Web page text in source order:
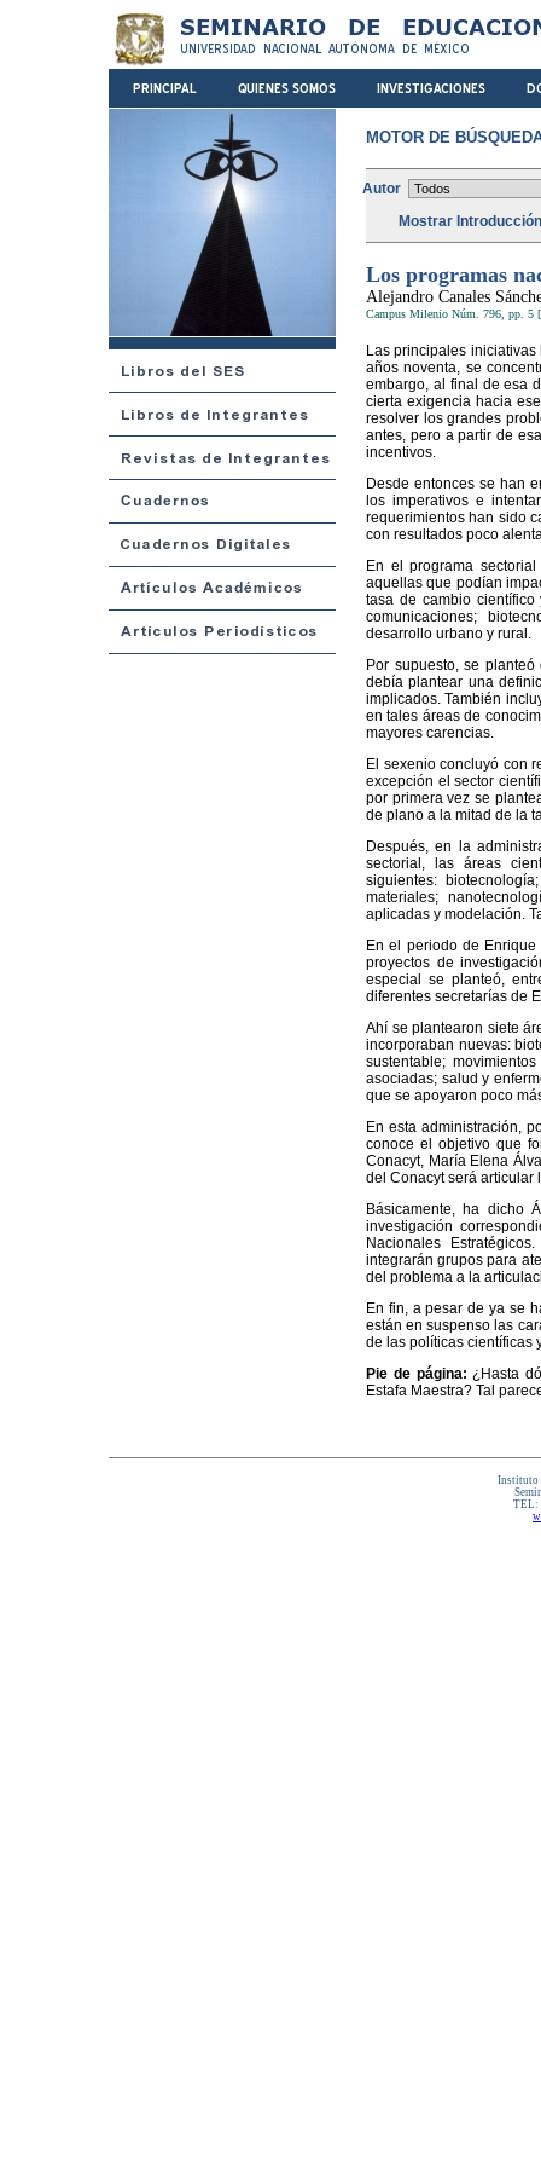
MOTOR DE
Autor
Mostrar
Los programas
Alejandro Canales
Campus Milenio Núm. 796, pp. 5
Las principales
años noventa, se
embargo, al final de esa
cierta exigencia hacia
resolver los grandes
antes, pero a partir de
incentivos.
Desde entonces se han
los imperativos e
requerimientos han sido
con resultados poco
En el programa
aquellas que podían
tasa de cambio científico
comunicaciones;
desarrollo urbano y rural.
Por supuesto, se
debía plantear una
implicados. También
en tales áreas de
mayores carencias.
El sexenio concluyó con
excepción el sector
por primera vez se
de plano a la mitad de la
Después, en la
sectorial, las áreas
siguientes:
materiales;
aplicadas y modelación.
En el periodo de
proyectos de
especial se planteó,
diferentes secretarías de
Ahí se plantearon siete
incorporaban nuevas:
sustentable;
asociadas; salud y
que se apoyaron poco
En esta administración,
conoce el objetivo que
Conacyt, María Elena
del Conacyt será articular
Básicamente, ha dicho
investigación
Nacionales
integrarán grupos para
del problema a la
En fin, a pesar de ya se
están en suspenso las
de las políticas científicas
Pie de página: ¿Hasta
Estafa Maestra? Tal
Instituto
TEL: